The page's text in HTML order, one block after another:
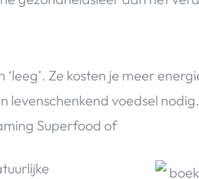
Ze kosten je meer
levenschenkend voedsel nodig.
Superfood of